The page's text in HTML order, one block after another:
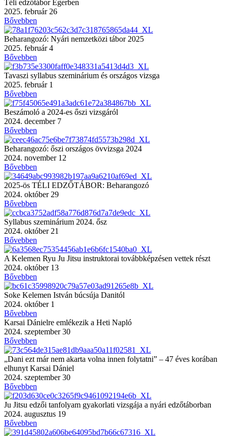
Téli edzőtábor Egerben
2025. február 26
Bővebben
Beharangozó: Nyári nemzetközi tábor 2025
2025. február 4
Bővebben
Tavaszi syllabus szeminárium és országos vizsga
2025. február 1
Bővebben
Beszámoló a 2024-es őszi vizsgáról
2024. december 7
Bővebben
Beharangozó: őszi országos övvizsga 2024
2024. november 12
Bővebben
2025-ös TÉLI EDZŐTÁBOR: Beharangozó
2024. október 29
Bővebben
Syllabus szeminárium 2024. ősz
2024. október 21
Bővebben
A Kelemen Ryu Ju Jitsu instruktorai továbbképzésen vettek részt
2024. október 13
Bővebben
Soke Kelemen István búcsúja Danitól
2024. október 1
Bővebben
Karsai Dánielre emlékezik a Heti Napló
2024. szeptember 30
Bővebben
„Dani ezt már nem akarta volna innen folytatni” – 47 éves korában
elhunyt Karsai Dániel
2024. szeptember 30
Bővebben
Ju Jitsu edzői tanfolyam gyakorlati vizsgája a nyári edzőtáborban
2024. augusztus 19
Bővebben